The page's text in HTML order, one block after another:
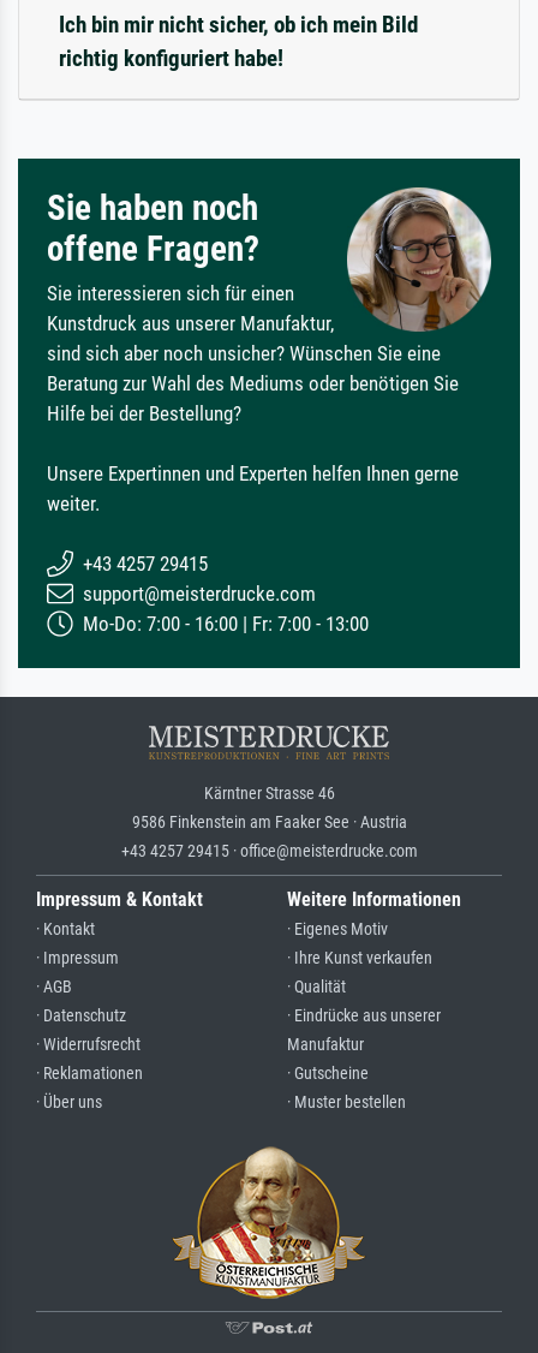
Ich bin mir nicht sicher, ob ich mein Bild
richtig konfiguriert habe!
Sie haben noch
offene Fragen?
Sie interessieren sich für einen
Kunstdruck aus unserer Manufaktur,
sind sich aber noch unsicher? Wünschen Sie eine
Beratung zur Wahl des Mediums oder benötigen Sie
Hilfe bei der Bestellung?
Unsere Expertinnen und Experten helfen Ihnen gerne
weiter.
+43 4257 29415
support@meisterdrucke.com
Mo-Do: 7:00 - 16:00 | Fr: 7:00 - 13:00
Kärntner Strasse 46
9586 Finkenstein am Faaker See · Austria
+43 4257 29415 · office@meisterdrucke.com
Impressum & Kontakt
· Kontakt
· Impressum
· AGB
· Datenschutz
· Widerrufsrecht
· Reklamationen
· Über uns
Weitere Informationen
· Eigenes Motiv
· Ihre Kunst verkaufen
· Qualität
· Eindrücke aus unserer
Manufaktur
· Gutscheine
· Muster bestellen